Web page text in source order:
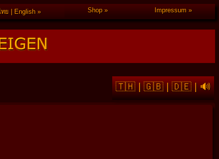
ทย | English Shop Impressum
🇹🇭|🇬🇧|🇩🇪|🔊